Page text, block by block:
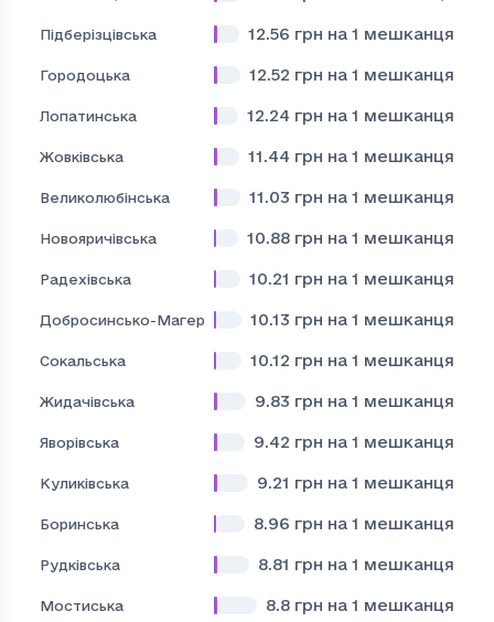
Підберізцівська 12.56 грн на 1 мешканця
Городоцька 12.52 грн на 1 мешканця
Лопатинська 12.24 грн на 1 мешканця
Жовківська 11.44 грн на 1 мешканця
Великолюбінська 11.03 грн на 1 мешканця
Новояричівська 10.88 грн на 1 мешканця
Радехівська 10.21 грн на 1 мешканця
Добросинсько-Магерівська 10.13 грн на 1 мешканця
Сокальська 10.12 грн на 1 мешканця
Жидачівська 9.83 грн на 1 мешканця
Яворівська 9.42 грн на 1 мешканця
Куликівська 9.21 грн на 1 мешканця
Боринська 8.96 грн на 1 мешканця
Рудківська 8.81 грн на 1 мешканця
Мостиська 8.8 грн на 1 мешканця